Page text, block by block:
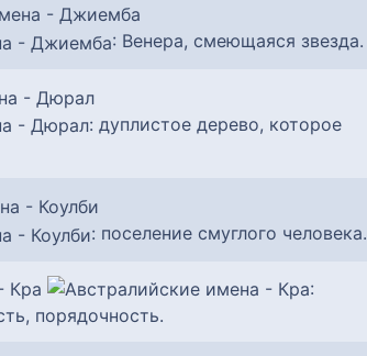
: Венера, смеющаяся звезда.
: дуплистое дерево, которое
: поселение смуглого человека.
:
порядочность.